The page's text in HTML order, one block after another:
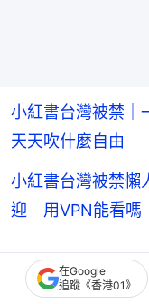
小紅書台灣被禁
天天吹什麼自由
小紅書台灣被禁懶
迎 用VPN能看嗎
網友認為小紅書
在Google
追蹤《香港01》